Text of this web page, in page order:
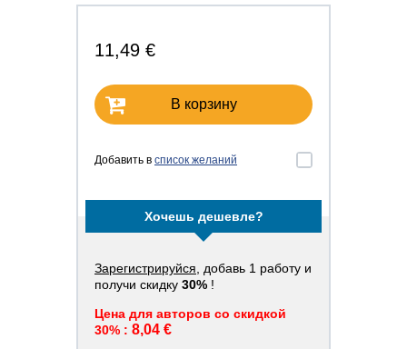
11,49 €
В корзину
Добавить в список желаний
Хочешь дешевле?
Зарегистрируйся , добавь 1 работу и
получи скидку 30% !
Цена для авторов со скидкой
30% : 8,04 €